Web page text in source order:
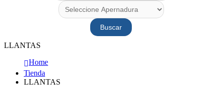
Buscar
LLANTAS
Home
Tienda
LLANTAS